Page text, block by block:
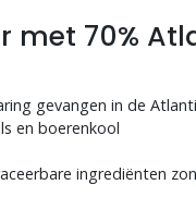
met 70%
gevangen in de
en boerenkool
ingrediënten